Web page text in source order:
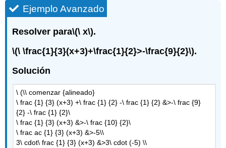
Ejemplo Avanzado
Resolver para\(\ x\).
\(\ \frac{1}{3}(x+3)+\frac{1}{2}>-\frac{9}{2}\).
Solución
\ (\\ comenzar {alineado}
\ frac {1} {3} (x+3) +\ frac {1} {2} -\ frac {1} {2} &>-\ frac {9}
{2} -\ frac {1} {2}\
\ frac {1} {3} (x+3) &>-\ frac {10} {2}\
\ frac ac {1} {3} (x+3) &>-5\\
3\ cdot\ frac {1} {3} (x+3) &>3\ cdot (-5) \\